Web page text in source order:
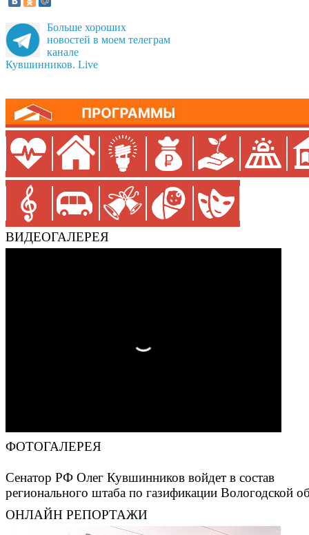
Больше хороших
новостей в моем телеграм
канале
Кувшинников. Live
ВИДЕОГАЛЕРЕЯ
ФОТОГАЛЕРЕЯ
Сенатор РФ Олег Кувшинников войдет в состав
регионального штаба по газификации Вологодской
ОНЛАЙН РЕПОРТАЖИ